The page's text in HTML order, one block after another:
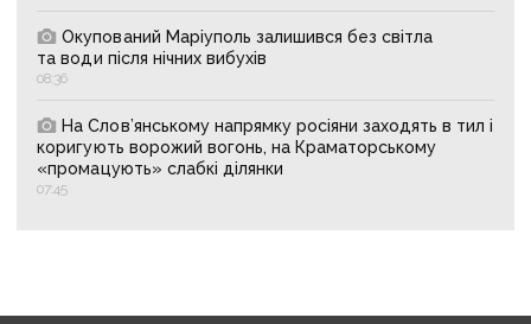
Окупований Маріуполь залишився без світла
та води після нічних вибухів
08:36
На Слов’янському напрямку росіяни заходять в тил і
коригують ворожий вогонь, на Краматорському
«промацують» слабкі ділянки
07:45